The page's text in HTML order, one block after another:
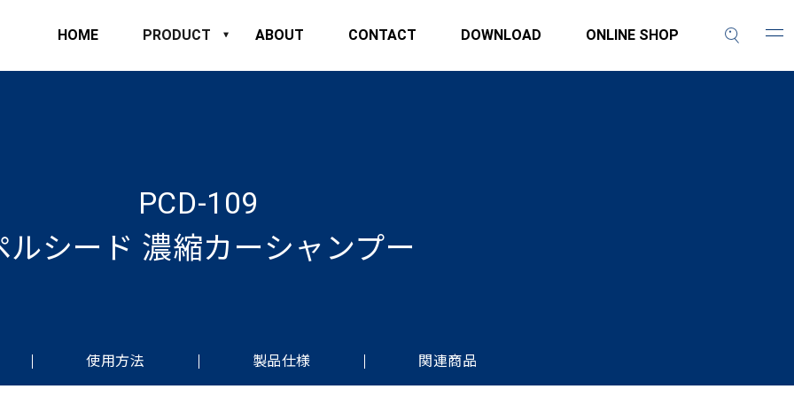
HOME PRODUCT ABOUT CONTACT DOWNLOAD ONLINE SHOP
PCD-109
ルシード 濃縮カーシャンプー
使用方法 製品仕様 関連商品